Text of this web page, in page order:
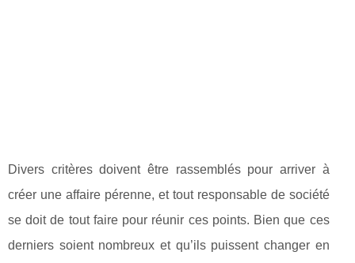
Divers critères doivent être rassemblés pour arriver à
créer une affaire pérenne, et tout responsable de société
se doit de tout faire pour réunir ces points. Bien que ces
derniers soient nombreux et qu’ils puissent changer en